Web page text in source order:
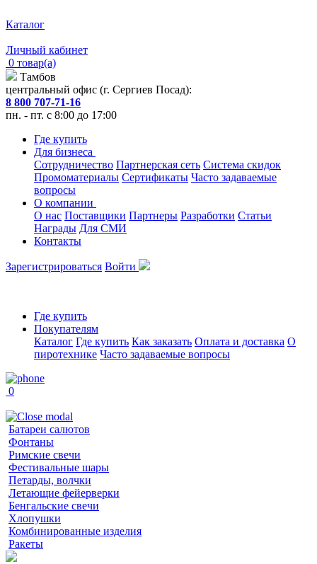
Каталог
Личный кабинет
0 товар(а)
Тамбов
центральный офис (г. Сергиев Посад):
8 800 707-71-16
пн. - пт. с 8:00 до 17:00
Где купить
Для бизнеса
Сотрудничество Партнерская сеть Система скидок
Промоматериалы Сертификаты Часто задаваемые
вопросы
О компании
О нас Поставщики Партнеры Разработки Статьи
Награды Для СМИ
Контакты
Зарегистрироваться Войти
Где купить
Покупателям
Каталог Где купить Как заказать Оплата и доставка О
пиротехнике Часто задаваемые вопросы
0
Батареи салютов
Фонтаны
Римские свечи
Фестивальные шары
Петарды, волчки
Летающие фейерверки
Бенгальские свечи
Хлопушки
Комбинированные изделия
Ракеты